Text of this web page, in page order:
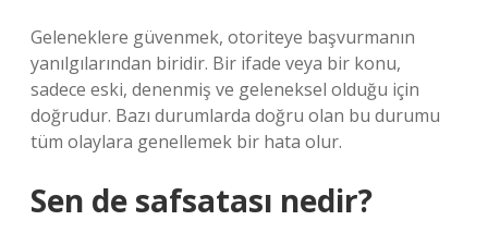
Geleneklere güvenmek, otoriteye başvurmanın
yanılgılarından biridir. Bir ifade veya bir konu,
sadece eski, denenmiş ve geleneksel olduğu için
doğrudur. Bazı durumlarda doğru olan bu durumu
tüm olaylara genellemek bir hata olur.
Sen de safsatası nedir?